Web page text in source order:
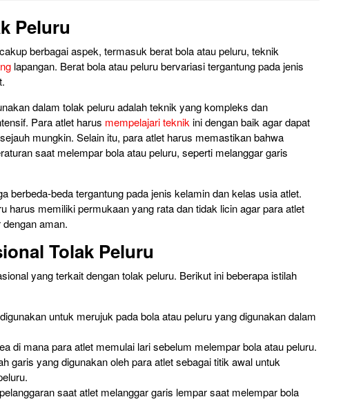
Peluru
berbagai aspek, termasuk berat bola atau peluru, teknik
lapangan. Berat bola atau peluru bervariasi tergantung pada jenis
dalam tolak peluru adalah teknik yang kompleks dan
Para atlet harus mempelajari teknik ini dengan baik agar dapat
mungkin. Selain itu, para atlet harus memastikan bahwa
saat melempar bola atau peluru, seperti melanggar garis
berbeda-beda tergantung pada jenis kelamin dan kelas usia atlet.
harus memiliki permukaan yang rata dan tidak licin agar para atlet
aman.
Tolak Peluru
yang terkait dengan tolak peluru. Berikut ini beberapa istilah
untuk merujuk pada bola atau peluru yang digunakan dalam
di mana para atlet memulai lari sebelum melempar bola atau peluru.
garis yang digunakan oleh para atlet sebagai titik awal untuk
saat atlet melanggar garis lempar saat melempar bola